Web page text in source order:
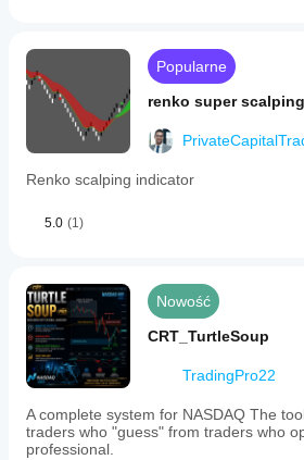
Popularne
renko super scalping
Renko scalping indicator
5.0 (1)
Nowość
CRT_TurtleSoup
TradingPro22
A complete system for NASDAQ The
traders who "guess" from traders who
professional.